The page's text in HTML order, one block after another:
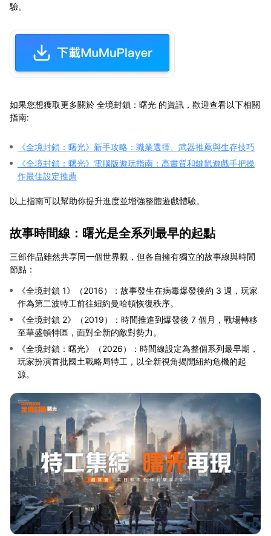
驗。
如果您想獲取更多關於 全境封鎖：曙光 的資訊，歡迎查看以下相關
指南:
《全境封鎖：曙光》新手攻略：職業選擇、武器推薦與生存技巧
《全境封鎖：曙光》電腦版遊玩指南：高畫質和鍵鼠遊戲手把操
作最佳設定推薦
以上指南可以幫助你提升進度並增強整體遊戲體驗。
故事時間線：曙光是全系列最早的起點
三部作品雖然共享同一個世界觀，但各自擁有獨立的故事線與時間
節點：
《全境封鎖 1》（2016）：故事發生在病毒爆發後約 3 週，玩家
作為第二波特工前往紐約曼哈頓恢復秩序。
《全境封鎖 2》（2019）：時間推進到爆發後 7 個月，戰場轉移
至華盛頓特區，面對全新的敵對勢力。
《全境封鎖：曙光》（2026）：時間線設定為整個系列最早期，
玩家扮演首批國土戰略局特工，以全新視角揭開紐約危機的起
源。